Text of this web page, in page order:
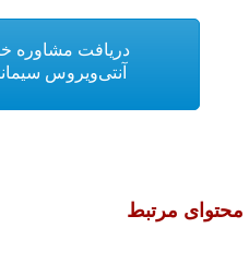
دریافت مشاوره
آنتی‌ویروس سیمانتک
محتوای مرتبط